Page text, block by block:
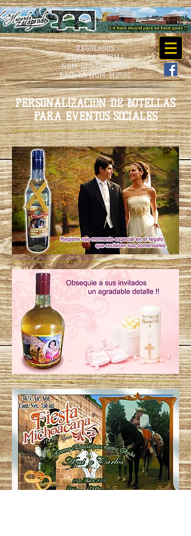
REGULADOS
ANTE LA NORMA
NOM-070-SCFI-2016
BAJO LA NOM-M278C
PERSONALIZACIÓN DE BOTELLAS
PARA EVENTOS SOCIALES